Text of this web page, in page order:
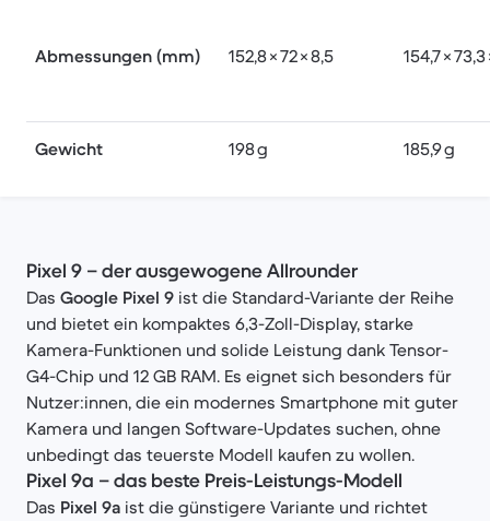
Abmessungen (mm) 152,8 × 72 × 8,5 154,7 × 73,3
Gewicht 198 g 185,9 g
Pixel 9 – der ausgewogene Allrounder
Das Google Pixel 9 ist die Standard-Variante der Reihe
und bietet ein kompaktes 6,3-Zoll-Display, starke
Kamera-Funktionen und solide Leistung dank Tensor-
G4-Chip und 12 GB RAM. Es eignet sich besonders für
Nutzer:innen, die ein modernes Smartphone mit guter
Kamera und langen Software-Updates suchen, ohne
unbedingt das teuerste Modell kaufen zu wollen.
Pixel 9a – das beste Preis-Leistungs-Modell
Das Pixel 9a ist die günstigere Variante und richtet